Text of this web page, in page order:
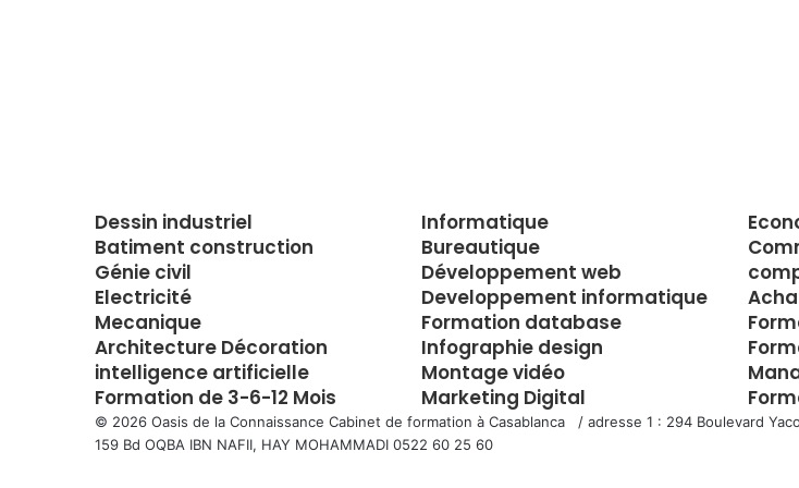
Dessin industriel
Batiment construction
Génie civil
Electricité
Mecanique
Architecture Décoration
intelligence artificielle
Formation de 3-6-12 Mois
Informatique
Bureautique
Développement web
Developpement informatique
Formation database
Infographie design
Montage vidéo
Marketing Digital
© 2026 Oasis de la Connaissance Cabinet de formation à Casablanca / adresse 1 : 294 Boulevard
159 Bd OQBA IBN NAFII, HAY MOHAMMADI 0522 60 25 60